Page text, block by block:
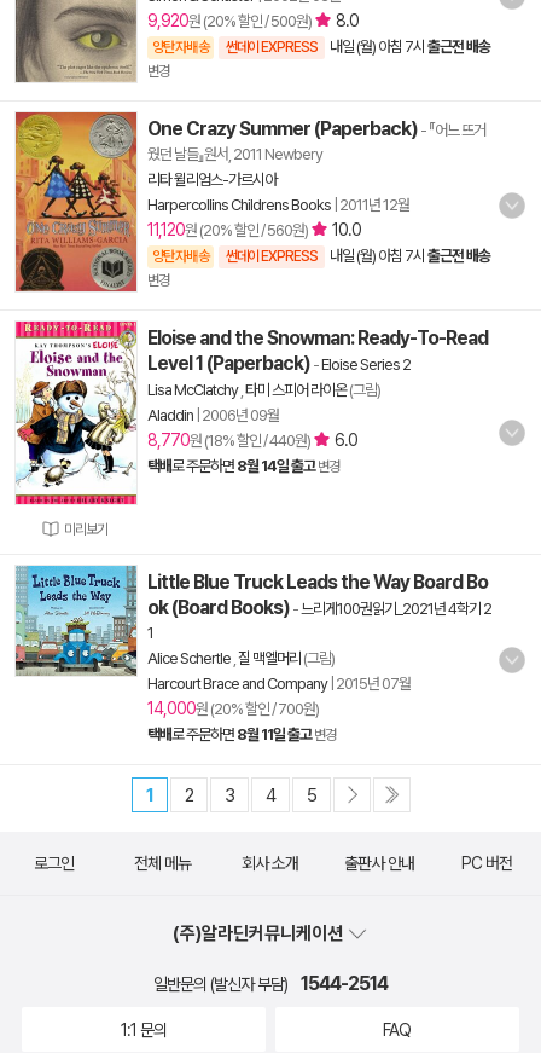
9,920원 (20% 할인 / 500원) 8.0
양탄자배송 썬데이 EXPRESS 내일 (월) 아침 7시 출근전 배송
변경
One Crazy Summer (Paperback) - 『어느 뜨거
웠던 날들』원서, 2011 Newbery
리타 윌리엄스-가르시아
Harpercollins Childrens Books 2011년 12월
11,120원 (20% 할인 / 560원) 10.0
양탄자배송 썬데이 EXPRESS 내일 (월) 아침 7시 출근전 배송
변경
미리보기
Eloise and the Snowman: Ready-To-Read
Level 1 (Paperback) -Eloise Series 2
Lisa McClatchy, 타미 스피어 라이온(그림)
Aladdin 2006년 09월
8,770원 (18% 할인 / 440원) 6.0
택배로 주문하면 8월 14일 출고 변경
Little Blue Truck Leads the Way Board Bo
ok (Board Books) -느리게100권읽기_2021년 4학기 2
1
Alice Schertle 질 맥엘머리 (그림)
Harcourt Brace and Company| 2015년 07월
14,000원 (20% 할인 / 700원)
택배로 주문하면 8월 11일 출고 변경
1 2 3 4 5
로그인 전체 메뉴 회사 소개 출판사 안내 PC 버전
(주)알라딘커뮤니케이션
일반문의 (발신자 부담) 1544-2514
1:1 문의 FAQ